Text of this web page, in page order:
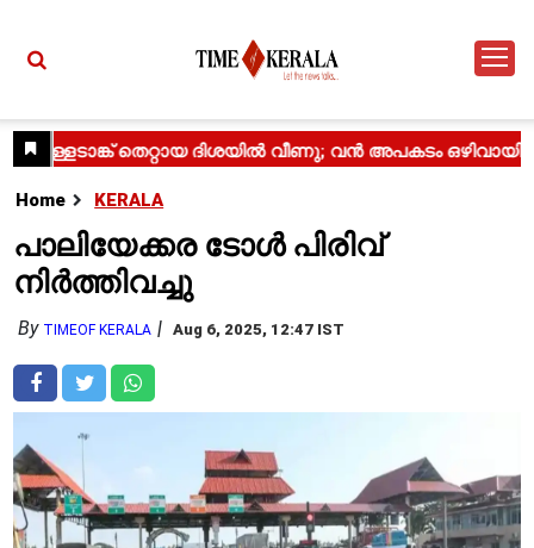
Home KERALA
പാലിയേക്കര ടോൾ പിരിവ്
നിർത്തിവച്ചു
By TIMEOF KERALA Aug 6, 2025, 12:47 IST